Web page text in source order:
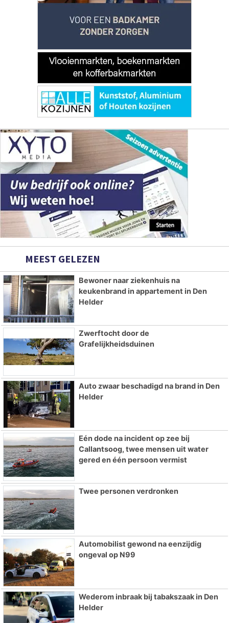
MEEST GELEZEN
Bewoner naar ziekenhuis na
keukenbrand in appartement in Den
Helder
Zwerftocht door de
Grafelijkheidsduinen
Auto zwaar beschadigd na brand in Den
Helder
Eén dode na incident op zee bij
Callantsoog, twee mensen uit water
gered en één persoon vermist
Twee personen verdronken
Automobilist gewond na eenzijdig
ongeval op N99
Wederom inbraak bij tabakszaak in Den
Helder